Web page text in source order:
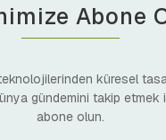
Abone
küresel
gündemini takip etmek
abone olun.